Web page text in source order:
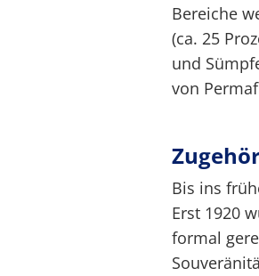
Bereiche
(ca. 25
und
von
Bis ins
Erst 1920
formal